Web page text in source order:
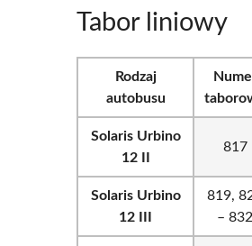
Tabor liniowy
Rodzaj
autobusu
Solaris Urbino
12 II
817
Solaris Urbino
12 III
819,
– 832